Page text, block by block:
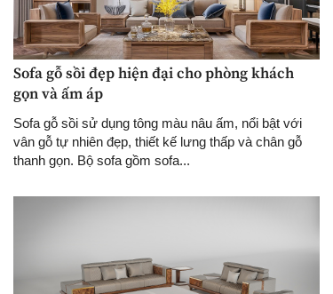
Sofa gỗ sồi đẹp hiện đại cho phòng khách
gọn và ấm áp
Sofa gỗ sồi sử dụng tông màu nâu ấm, nổi bật với
vân gỗ tự nhiên đẹp, thiết kế lưng thấp và chân gỗ
thanh gọn. Bộ sofa gồm sofa...